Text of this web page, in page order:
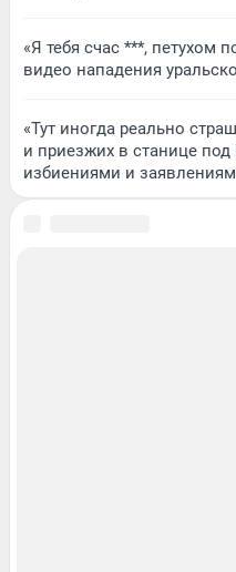
«Я тебя счас ***, петухом
видео нападения
«Тут иногда реально
и приезжих в станице
избиениями и